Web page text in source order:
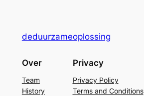
deduurzameoplossing
Over
Team
History
Privacy
Privacy Policy
Terms and Conditions